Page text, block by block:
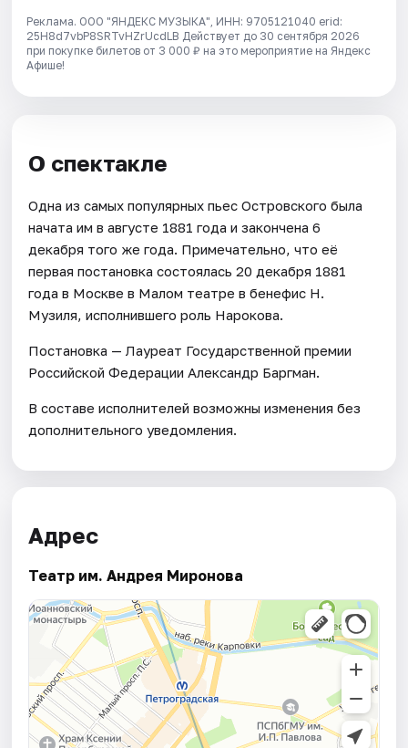
Реклама. ООО "ЯНДЕКС МУЗЫКА", ИНН: 9705121040 erid:
25H8d7vbP8SRTvHZrUcdLB Действует до 30 сентября 2026
при покупке билетов от 3 000 ₽ на это мероприятие на Яндекс
Афише!
О спектакле
Одна из самых популярных пьес Островского была
начата им в августе 1881 года и закончена 6
декабря того же года. Примечательно, что её
первая постановка состоялась 20 декабря 1881
года в Москве в Малом театре в бенефис Н.
Музиля, исполнившего роль Нарокова.
Постановка — Лауреат Государственной премии
Российской Федерации Александр Баргман.
В составе исполнителей возможны изменения без
дополнительного уведомления.
Адрес
Театр им. Андрея Миронова